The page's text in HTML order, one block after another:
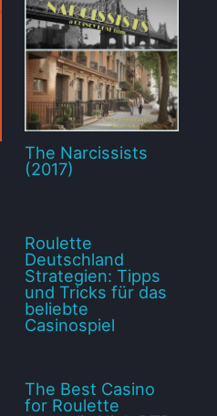
The Narcissists
(2017)
Roulette
Deutschland
Strategien: Tipps
und Tricks für das
beliebte
Casinospiel
The Best Casino
for Roulette